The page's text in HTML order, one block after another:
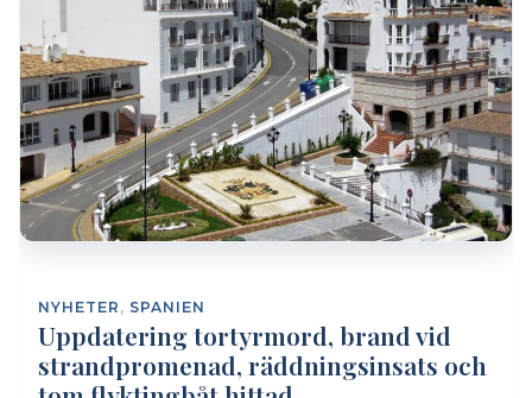
NYHETER , SPANIEN
Uppdatering tortyrmord, brand vid
strandpromenad, räddningsinsats och